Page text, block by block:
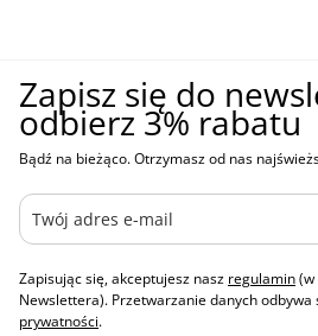
Zapisz się do
odbierz 3% rabatu
Bądź na bieżąco. Otrzymasz od nas
Zapisując się, akceptujesz nasz regulamin(w
Newslettera). Przetwarzanie danych odbywa
prywatności.